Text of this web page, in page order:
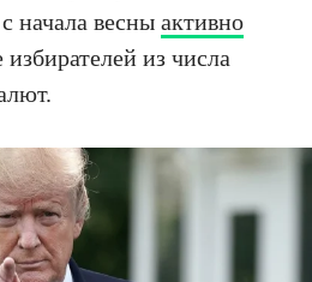
начала весны активно
избирателей из числа